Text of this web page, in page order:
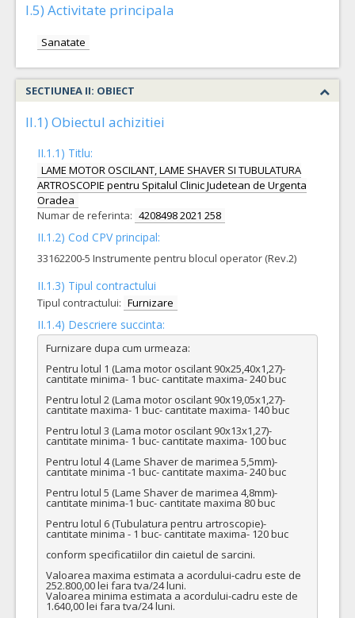
I.5) Activitate principala
Sanatate
SECTIUNEA II: OBIECT
II.1) Obiectul achizitiei
II.1.1) Titlu:
LAME MOTOR OSCILANT, LAME SHAVER SI TUBULATURA
ARTROSCOPIE pentru Spitalul Clinic Judetean de Urgenta
Oradea
Numar de referinta: 4208498 2021 258
II.1.2) Cod CPV principal:
33162200-5 Instrumente pentru blocul operator (Rev.2)
II.1.3) Tipul contractului
Tipul contractului: Furnizare
II.1.4) Descriere succinta:
Furnizare dupa cum urmeaza:
Pentru lotul 1 (Lama motor oscilant 90x25,40x1,27)-
cantitate minima- 1 buc- cantitate maxima- 240 buc
Pentru lotul 2 (Lama motor oscilant 90x19,05x1,27)-
cantitate maxima- 1 buc- cantitate maxima- 140 buc
Pentru lotul 3 (Lama motor oscilant 90x13x1,27)-
cantitate minima- 1 buc- cantitate maxima- 100 buc
Pentru lotul 4 (Lame Shaver de marimea 5,5mm)-
cantitate minima -1 buc- cantitate maxima- 240 buc
Pentru lotul 5 (Lame Shaver de marimea 4,8mm)-
cantitate minima-1 buc- cantitate maxima 80 buc
Pentru lotul 6 (Tubulatura pentru artroscopie)-
cantitate minima - 1 buc- cantitate maxima- 120 buc
conform specificatiilor din caietul de sarcini.
Valoarea maxima estimata a acordului-cadru este de
252.800,00 lei fara tva/24 luni.
Valoarea minima estimata a acordului-cadru este de
1.640,00 lei fara tva/24 luni.